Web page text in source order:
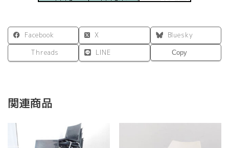
Facebook X
Bluesky
Threads
LINE Copy
関連商品